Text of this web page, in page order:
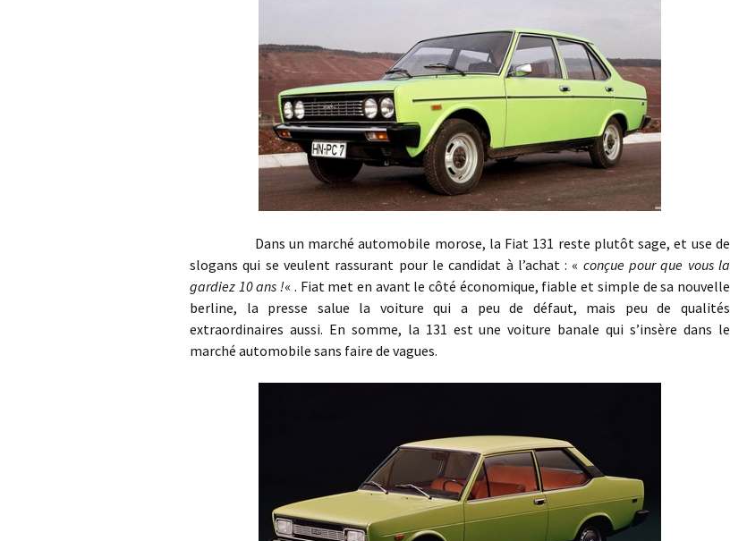
Dans un marché automobile morose, la Fiat 131 reste plutôt sage, et use de
slogans qui se veulent rassurant pour le candidat à l’achat : « conçue pour que vous la
gardiez 10 ans !« . Fiat met en avant le côté économique, fiable et simple de sa nouvelle
berline, la presse salue la voiture qui a peu de défaut, mais peu de qualités
extraordinaires aussi. En somme, la 131 est une voiture banale qui s’insère dans le
marché automobile sans faire de vagues.